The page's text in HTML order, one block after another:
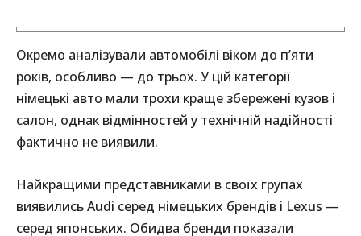
Окремо аналізували автомобілі віком до п’яти
років, особливо — до трьох. У цій категорії
німецькі авто мали трохи краще збережені кузов і
салон, однак відмінностей у технічній надійності
фактично не виявили.
Найкращими представниками в своїх групах
виявились Audi серед німецьких брендів і Lexus —
серед японських. Обидва бренди показали